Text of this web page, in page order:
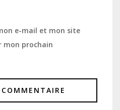
e-mail et mon site
mon prochain